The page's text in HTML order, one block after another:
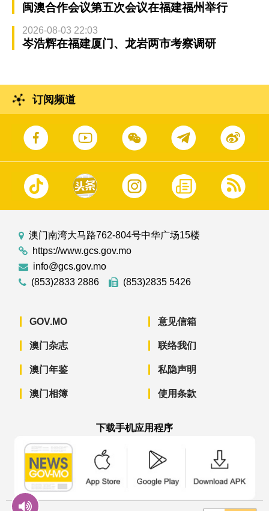
闽澳合作会议第五次会议在福建福州举行
2026-08-03 22:03
岑浩辉在福建厦门、龙岩两市考察调研
订阅频道
澳门南湾大马路762-804号中华广场15楼
https://www.gcs.gov.mo
info@gcs.gov.mo
(853)2833 2886
(853)2835 5426
GOV.MO
澳门杂志
澳门年鉴
澳门相簿
意见信箱
联络我们
私隐声明
使用条款
下载手机应用程序